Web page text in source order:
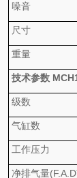
噪音
尺寸
重量
技术参数
级数
气缸数
工作压力
净排气量